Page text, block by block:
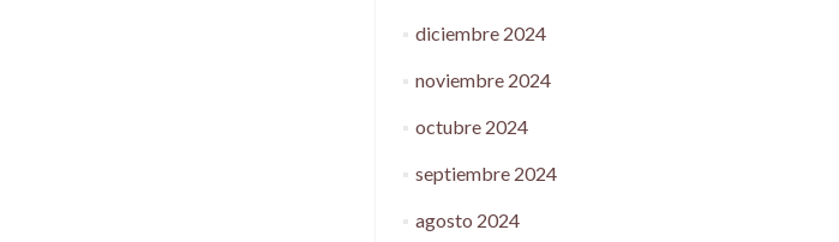
diciembre 2024
noviembre 2024
octubre 2024
septiembre 2024
agosto 2024